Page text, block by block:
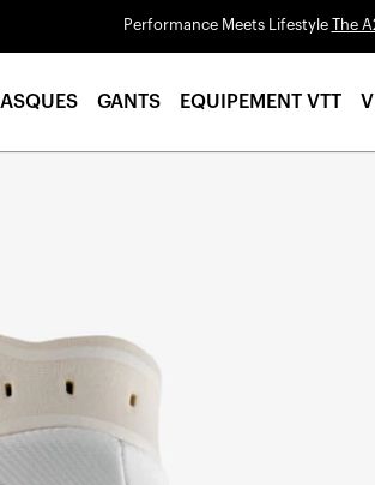
Performance Meets Lifestyle The
GANTS EQUIPEMENT VTT